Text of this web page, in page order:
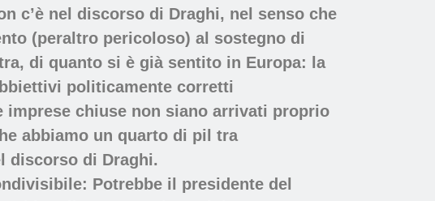
c’è nel discorso di Draghi, nel senso che
(peraltro pericoloso) al sostegno di
di quanto si è già sentito in Europa: la
politicamente corretti
imprese chiuse non siano arrivati proprio
abbiamo un quarto di pil tra
discorso di Draghi.
Potrebbe il presidente del